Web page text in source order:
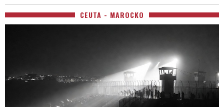
CEUTA - MAROCKO